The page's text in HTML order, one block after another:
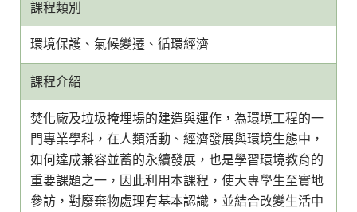
課程類別
環境保護、氣候變遷、循環經濟
課程介紹
焚化廠及垃圾掩埋場的建造與運作，為環境工程的一
門專業學科，在人類活動、經濟發展與環境生態中，
如何達成兼容並蓄的永續發展，也是學習環境教育的
重要課題之一，因此利用本課程，使大專學生至實地
參訪，對廢棄物處理有基本認識，並結合改變生活中